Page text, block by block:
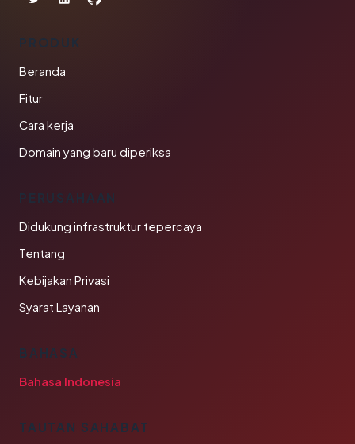
PRODUK
Beranda
Fitur
Cara kerja
Domain yang baru diperiksa
PERUSAHAAN
Didukung infrastruktur tepercaya
Tentang
Kebijakan Privasi
Syarat Layanan
BAHASA
Bahasa Indonesia
TAUTAN SAHABAT